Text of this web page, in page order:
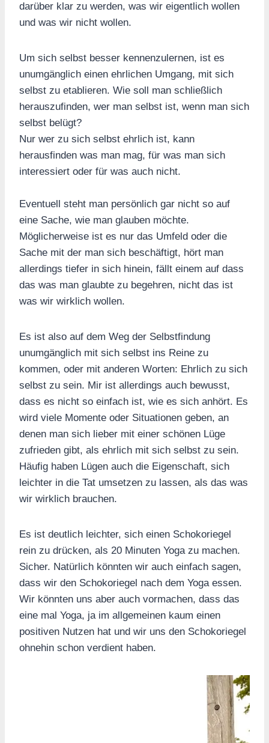
darüber klar zu werden, was wir eigentlich wollen
und was wir nicht wollen.
Um sich selbst besser kennenzulernen, ist es
unumgänglich einen ehrlichen Umgang, mit sich
selbst zu etablieren. Wie soll man schließlich
herauszufinden, wer man selbst ist, wenn man sich
selbst belügt?
Nur wer zu sich selbst ehrlich ist, kann
herausfinden was man mag, für was man sich
interessiert oder für was auch nicht.
Eventuell steht man persönlich gar nicht so auf
eine Sache, wie man glauben möchte.
Möglicherweise ist es nur das Umfeld oder die
Sache mit der man sich beschäftigt, hört man
allerdings tiefer in sich hinein, fällt einem auf dass
das was man glaubte zu begehren, nicht das ist
was wir wirklich wollen.
Es ist also auf dem Weg der Selbstfindung
unumgänglich mit sich selbst ins Reine zu
kommen, oder mit anderen Worten: Ehrlich zu sich
selbst zu sein. Mir ist allerdings auch bewusst,
dass es nicht so einfach ist, wie es sich anhört. Es
wird viele Momente oder Situationen geben, an
denen man sich lieber mit einer schönen Lüge
zufrieden gibt, als ehrlich mit sich selbst zu sein.
Häufig haben Lügen auch die Eigenschaft, sich
leichter in die Tat umsetzen zu lassen, als das was
wir wirklich brauchen.
Es ist deutlich leichter, sich einen Schokoriegel
rein zu drücken, als 20 Minuten Yoga zu machen.
Sicher. Natürlich könnten wir auch einfach sagen,
dass wir den Schokoriegel nach dem Yoga essen.
Wir könnten uns aber auch vormachen, dass das
eine mal Yoga, ja im allgemeinen kaum einen
positiven Nutzen hat und wir uns den Schokoriegel
ohnehin schon verdient haben.